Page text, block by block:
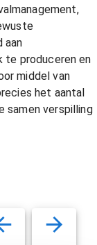
aan
te produceren en
middel van
het aantal
samen verspilling